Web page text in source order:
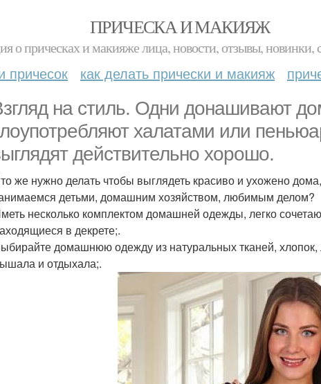
ПРИЧЕСКА И МАКИЯЖ
о прическах и макияже лица, новости, отзывы, новинки,
причесок как делать прически и макияж
на стиль. Одни донашивают
халатами или
действительно хорошо.
же нужно делать чтобы выглядеть красиво и ухожено
детьми, домашним хозяйством, любимым делом?
несколько комплектом домашней одежды, легко
в декрете;.
домашнюю одежду из натуральных тканей,
и отдыхала;.